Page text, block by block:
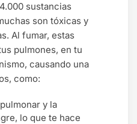
sustancias
son tóxicas y
Al fumar, estas
pulmones, en tu
causando una
como:
y la
lo que te hace